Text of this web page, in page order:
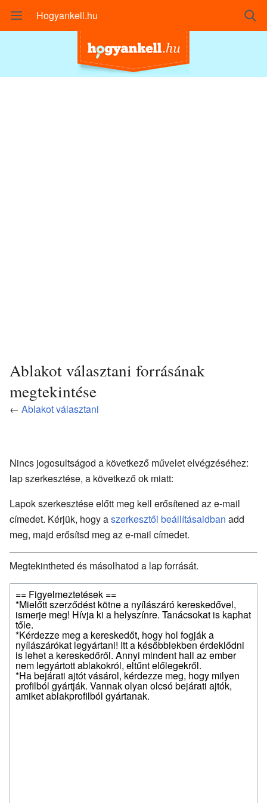
Hogyankell.hu
Ablakot választani forrásának
megtekintése
← Ablakot választani
Nincs jogosultságod a következő művelet elvégzéséhez:
lap szerkesztése, a következő ok miatt:
Lapok szerkesztése előtt meg kell erősítened az e-mail
címedet. Kérjük, hogy aszerkesztői beállításaidban add
meg, majd erősítsd meg az e-mail címedet.
Megtekintheted és másolhatod a lap forrását.